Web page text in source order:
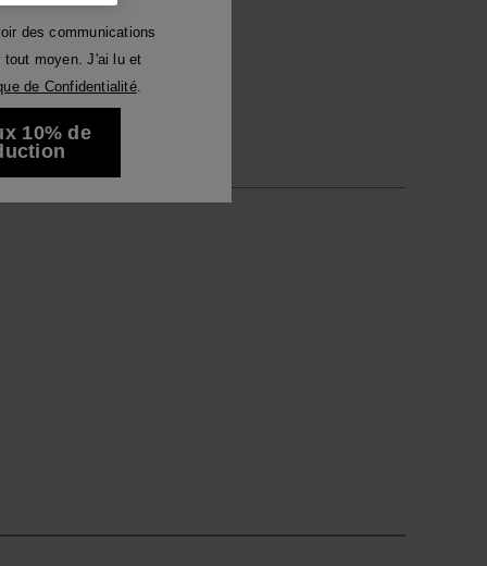
tous
des communications
tout moyen. J'ai lu et
de Confidentialité.
10% de